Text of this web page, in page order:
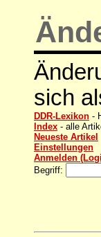
sich
DDR-Lexikon -
Index - alle
Neueste Artikel
Einstellungen
Anmelden
Begriff: